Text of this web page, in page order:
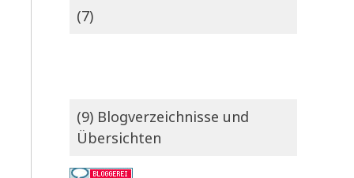
(7)
(9) Blogverzeichnisse und
Übersichten